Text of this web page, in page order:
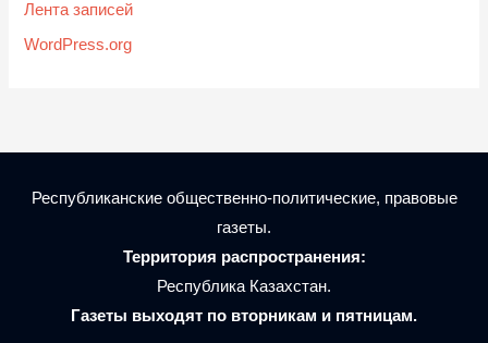
Лента записей
WordPress.org
Республиканские общественно-политические, правовые
газеты.
Территория распространения:
Республика Казахстан.
Газеты выходят по вторникам и пятницам.